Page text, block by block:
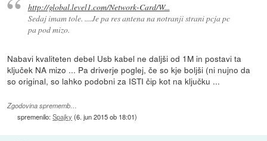
http://global.level1.com/Network-Card/W...
Sedaj imam tole. ....Je pa res antena na notranji strani pcja pc
pa pod mizo.
Nabavi kvaliteten debel Usb kabel ne daljši od 1M in postavi ta
ključek NA mizo ... Pa driverje poglej, če so kje boljši (ni nujno da
so original, so lahko podobni za ISTI čip kot na ključku ...
Zgodovina sprememb…
spremenilo:Spajky (6. jun 2015 ob 18:01)